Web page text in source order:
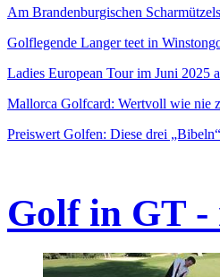
Am Brandenburgischen
Golflegende Langer teet in
Ladies European Tour im Juni 2025
Mallorca Golfcard: Wertvoll wie nie
Preiswert Golfen: Diese drei
Golf in GT -